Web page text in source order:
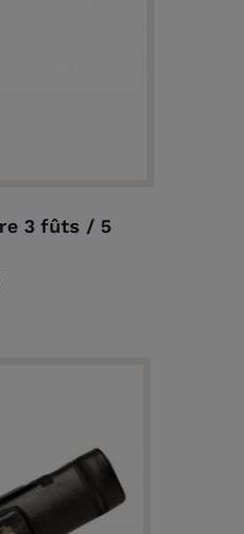
3 fûts / 5